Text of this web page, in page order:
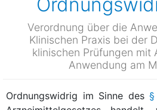
Verordnung über die
Klinischen Praxis bei der
klinischen Prüfungen mit
Anwendung am
Ordnungswidrig im Sinne des